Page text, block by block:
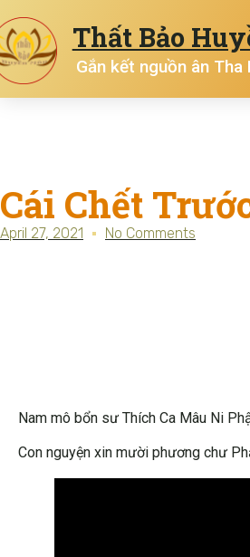
Thất Bảo
Gắn kết nguồn ân
Cái Chết
April 27, 2021 No Comments
Nam mô bổn sư Thích Ca Mâu Ni
Con nguyện xin mười phương chư